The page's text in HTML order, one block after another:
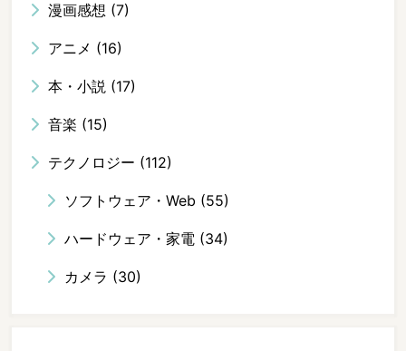
漫画感想 (7)
アニメ (16)
本・小説 (17)
音楽 (15)
テクノロジー (112)
ソフトウェア・Web (55)
ハードウェア・家電 (34)
カメラ (30)